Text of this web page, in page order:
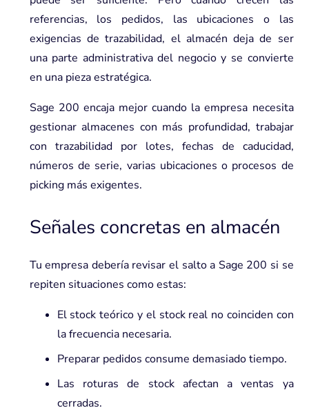
referencias, los pedidos, las ubicaciones o las
exigencias de trazabilidad, el almacén deja de ser
una parte administrativa del negocio y se convierte
en una pieza estratégica.
Sage 200 encaja mejor cuando la empresa necesita
gestionar almacenes con más profundidad, trabajar
con trazabilidad por lotes, fechas de caducidad,
números de serie, varias ubicaciones o procesos de
picking más exigentes.
Señales concretas en almacén
Tu empresa debería revisar el salto a Sage 200 si se
repiten situaciones como estas:
El stock teórico y el stock real no coinciden con
la frecuencia necesaria.
Preparar pedidos consume demasiado tiempo.
Las roturas de stock afectan a ventas ya
cerradas.